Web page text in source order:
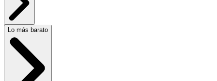
Lo más barato